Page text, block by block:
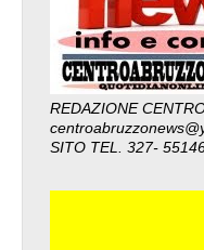
REDAZIONE
SITO TEL. 327-